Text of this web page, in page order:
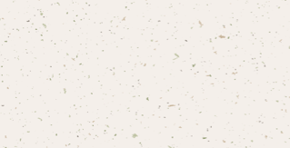
B玉
Calme Adiction